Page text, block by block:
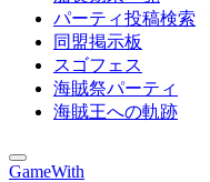
パーティ投稿検索
同盟掲示板
スゴフェス
海賊祭パーティ
海賊王への軌跡
GameWith